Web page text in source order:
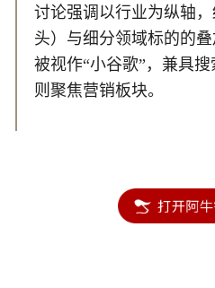
讨论强调以行业为纵轴
头）与细分领域标的的
被视作“小谷歌”，兼具
则聚焦营销板块。